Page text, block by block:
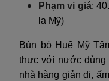
Phạm vi giá:
la Mỹ)
Bún bò Huế Mỹ
thực với nước dùng
nhà hàng giản dị,